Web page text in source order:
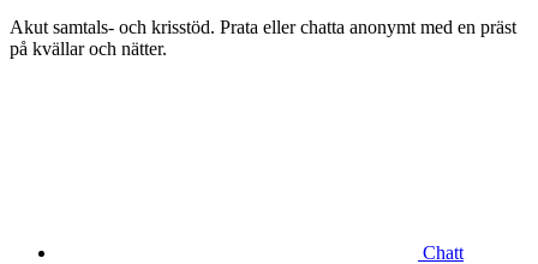
Akut samtals- och krisstöd. Prata eller chatta anonymt med en präst
på kvällar och nätter.
Chatt